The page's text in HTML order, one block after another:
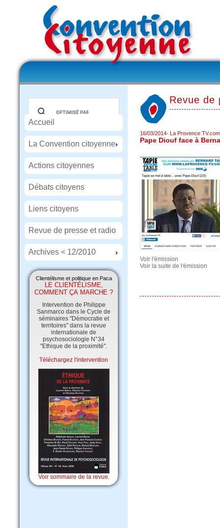
Accueil
La Convention citoyenne
Actions citoyennes
Débats citoyens
Liens citoyens
Revue de presse et radio
Archives < 12/2010
Clientélisme et politique en Paca
LE CLIENTÉLISME,
COMMENT ÇA MARCHE ?
Intervention de Philippe
Sanmarco dans le Cycle de
séminaires "Démocratie et
territoires" dans la revue
internationale de
psychosociologie N°34
"Ethique de la proximité".
Téléchargez l'intervention
Voir sommaire de la revue.
Revue de
16/03/2014- La Provence TV.com
Pape Diouf face à
Voir l'émission
Voir la suite de l'émission